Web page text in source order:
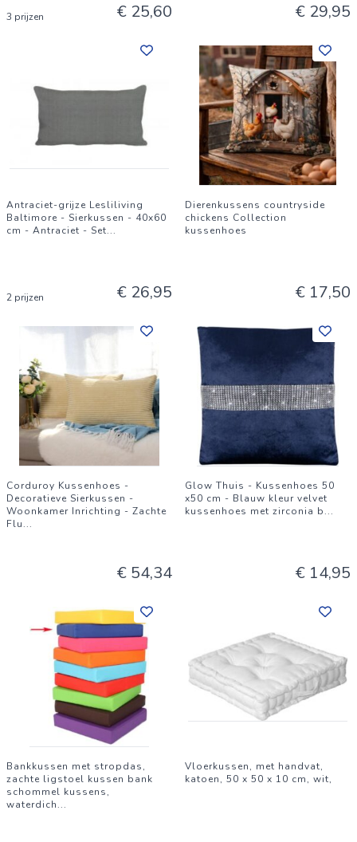
3 prijzen € 25,60 € 29,95
Antraciet-grijze Lesliliving
Baltimore - Sierkussen - 40x60
cm - Antraciet - Set...
2 prijzen € 26,95
Dierenkussens countryside
chickens Collection
kussenhoes
€ 17,50
Corduroy Kussenhoes -
Decoratieve Sierkussen -
Woonkamer Inrichting - Zachte
Flu...
€ 54,34
Glow Thuis - Kussenhoes 50
x50 cm - Blauw kleur velvet
kussenhoes met zirconia b...
€ 14,95
Bankkussen met stropdas,
zachte ligstoel kussen bank
schommel kussens,
waterdich...
Vloerkussen, met handvat,
katoen, 50 x 50 x 10 cm, wit,